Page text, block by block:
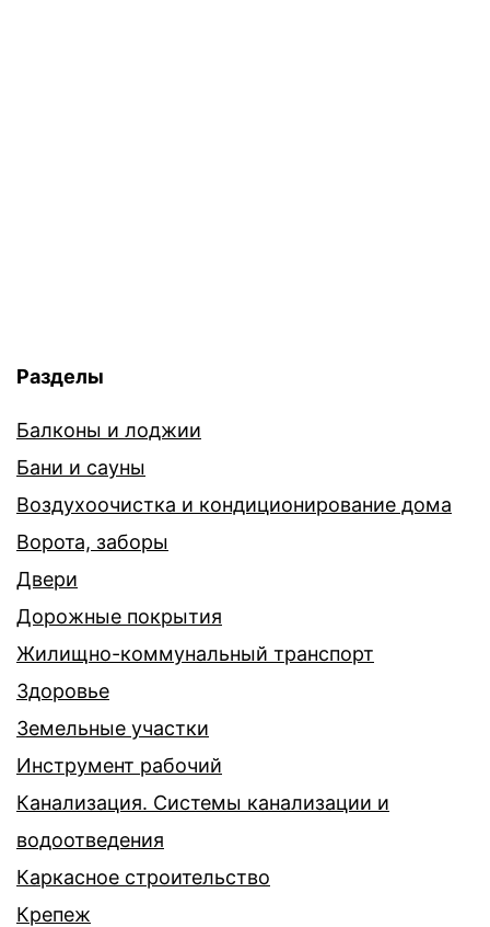
Разделы
Балконы и лоджии
Бани и сауны
Воздухоочистка и кондиционирование дома
Ворота, заборы
Двери
Дорожные покрытия
Жилищно-коммунальный транспорт
Здоровье
Земельные участки
Инструмент рабочий
Канализация. Системы канализации и
водоотведения
Каркасное строительство
Крепеж